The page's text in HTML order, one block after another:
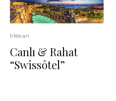
Mekan
Canlı & Rahat
“Swissôtel”